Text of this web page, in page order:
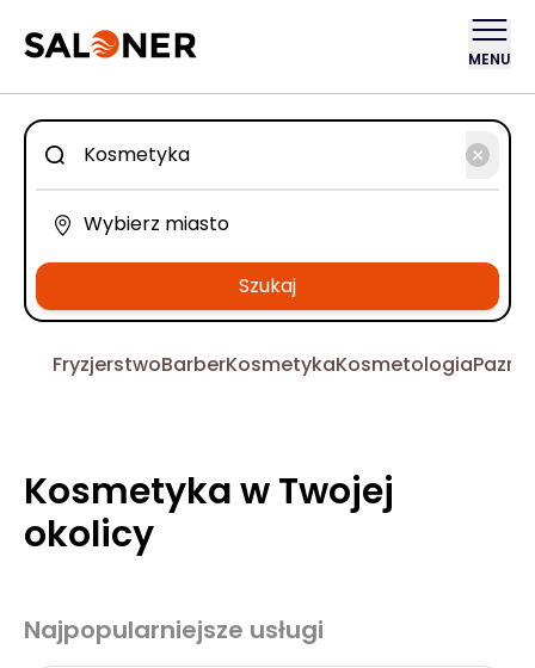
MENU
Szukaj
FryzjerstwoBarberKosmetykaKosmetologia
Kosmetyka w Twojej
okolicy
Najpopularniejsze usługi